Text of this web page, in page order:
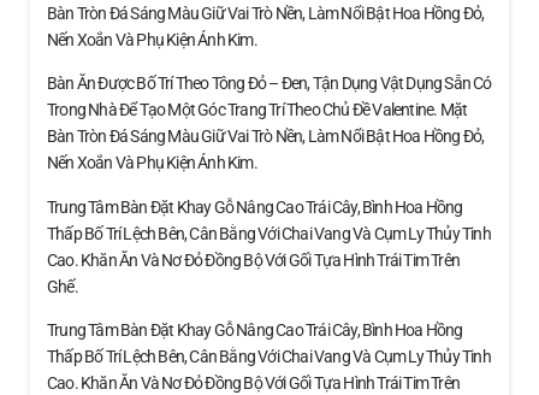
Bàn Tròn Đá Sáng Màu Giữ Vai Trò Nền, Làm Nổi Bật Hoa Hồng Đỏ,
Nến Xoắn Và Phụ Kiện Ánh Kim.
Bàn Ăn Được Bố Trí Theo Tông Đỏ – Đen, Tận Dụng Vật Dụng Sẵn Có
Trong Nhà Để Tạo Một Góc Trang Trí Theo Chủ Đề Valentine. Mặt
Bàn Tròn Đá Sáng Màu Giữ Vai Trò Nền, Làm Nổi Bật Hoa Hồng Đỏ,
Nến Xoắn Và Phụ Kiện Ánh Kim.
Trung Tâm Bàn Đặt Khay Gỗ Nâng Cao Trái Cây, Bình Hoa Hồng
Thấp Bố Trí Lệch Bên, Cân Bằng Với Chai Vang Và Cụm Ly Thủy Tinh
Cao. Khăn Ăn Và Nơ Đỏ Đồng Bộ Với Gối Tựa Hình Trái Tim Trên
Ghế.
Trung Tâm Bàn Đặt Khay Gỗ Nâng Cao Trái Cây, Bình Hoa Hồng
Thấp Bố Trí Lệch Bên, Cân Bằng Với Chai Vang Và Cụm Ly Thủy Tinh
Cao. Khăn Ăn Và Nơ Đỏ Đồng Bộ Với Gối Tựa Hình Trái Tim Trên